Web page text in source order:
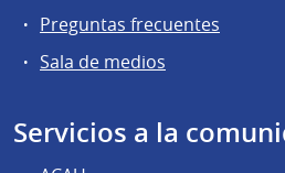
Preguntas frecuentes
Sala de medios
Servicios a la